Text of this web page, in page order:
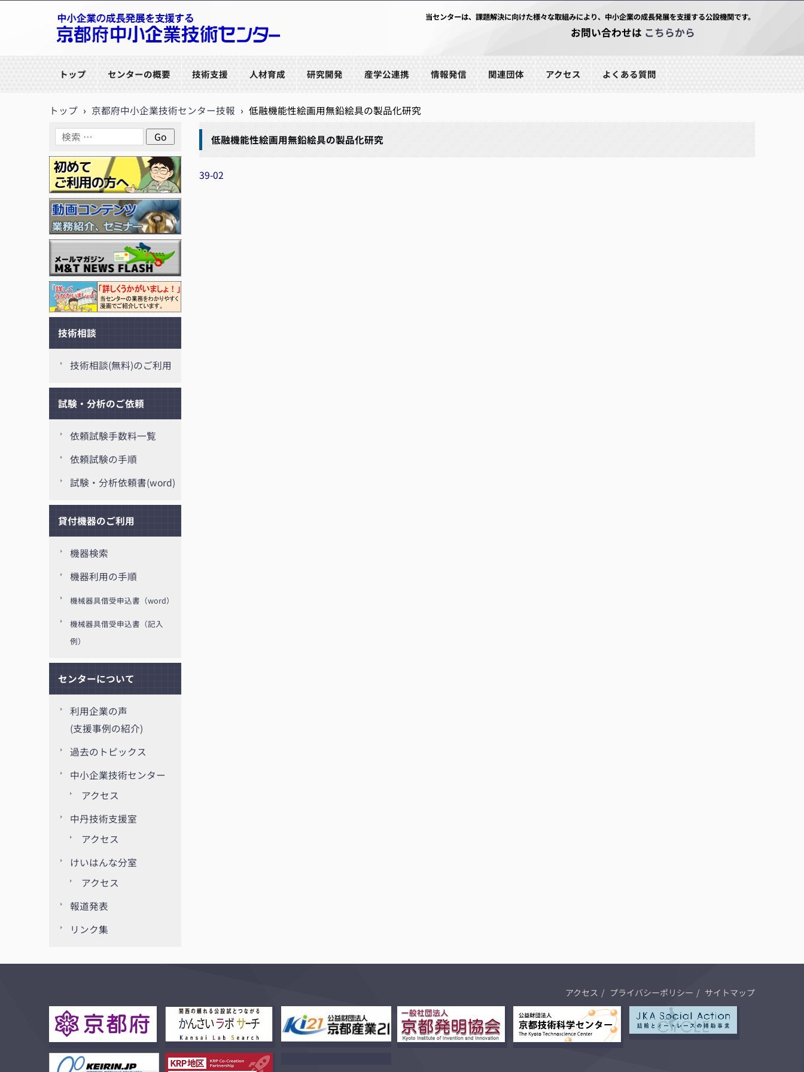
当センターは、課題解決に向けた様々な取組みにより、中小企業の成長発展を支援する公設機関です。
お問い合わせは こちらから
トップ センターの概要 技術支援 人材育成 研究開発 産学公連携 情報発信 関連団体 アクセス よくある質問
トップ › 京都府中小企業技術センター技報 › 低融機能性絵画用無鉛絵具の製品化研究
低融機能性絵画用無鉛絵具の製品化研究
39-02
技術相談
技術相談(無料)のご利用
試験・分析のご依頼
依頼試験手数料一覧
依頼試験の手順
試験・分析依頼書(word)
貸付機器のご利用
機器検索
機器利用の手順
機械器具借受申込書（word）
機械器具借受申込書（記入
例）
センターについて
利用企業の声
(支援事例の紹介)
過去のトピックス
中小企業技術センター
アクセス
中丹技術支援室
アクセス
けいはんな分室
アクセス
報道発表
リンク集
アクセス プライバシーポリシー サイトマップ